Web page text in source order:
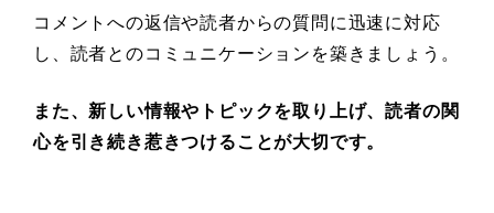
コメントへの返信や読者からの質問に迅速に対応
し、読者とのコミュニケーションを築きましょう。
また、新しい情報やトピックを取り上げ、読者の関
心を引き続き惹きつけることが大切です。